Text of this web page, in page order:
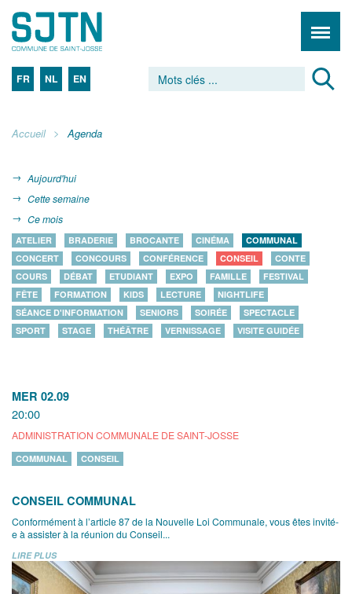
FR NL EN
Accueil Agenda
Aujourd'hui
Cette semaine
Ce mois
ATELIER BRADERIE BROCANTE CINÉMA
COMMUNAL
CONCERT
CONCOURS CONFÉRENCE CONSEIL
CONTE
COURS
DÉBAT ETUDIANT EXPO FAMILLE
FESTIVAL
FÊTE
FORMATION KIDS LECTURE
NIGHTLIFE
SÉANCE D'INFORMATION
SENIORS SOIRÉE
SPECTACLE
SPORT
STAGE THÉÂTRE VERNISSAGE VISITE GUIDÉE
MER 02.09
20:00
ADMINISTRATION COMMUNALE DE SAINT-JOSSE
COMMUNAL CONSEIL
CONSEIL COMMUNAL
Conformément à l’article 87 de la Nouvelle Loi Communale, vous êtes invité-
e à assister à la réunion du Conseil...
LIRE PLUS